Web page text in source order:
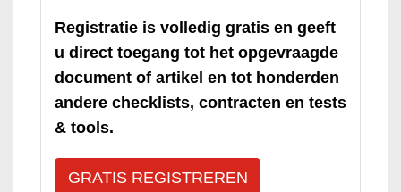
Registratie is volledig gratis en geeft
u direct toegang tot het opgevraagde
document of artikel en tot honderden
andere checklists, contracten en tests
& tools.
GRATIS REGISTREREN